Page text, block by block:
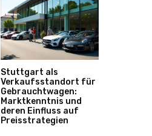
Stuttgart als
Verkaufsstandort für
Gebrauchtwagen:
Marktkenntnis und
deren Einfluss auf
Preisstrategien